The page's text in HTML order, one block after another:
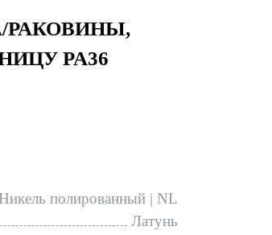
РАКОВИНЫ,
PA36
полированный | NL
Латунь